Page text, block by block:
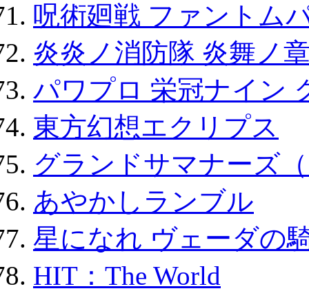
呪術廻戦 ファントム
炎炎ノ消防隊 炎舞ノ
パワプロ 栄冠ナイン
東方幻想エクリプス
グランドサマナーズ
あやかしランブル
星になれ ヴェーダの
HIT：The World